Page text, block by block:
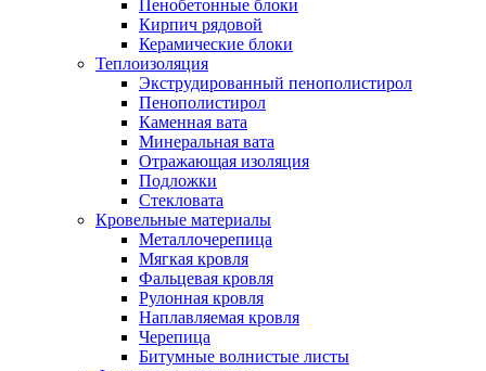
Пенобетонные блоки
Кирпич рядовой
Керамические блоки
Теплоизоляция
Экструдированный пенополистирол
Пенополистирол
Каменная вата
Минеральная вата
Отражающая изоляция
Подложки
Стекловата
Кровельные материалы
Металлочерепица
Мягкая кровля
Фальцевая кровля
Рулонная кровля
Наплавляемая кровля
Черепица
Битумные волнистые листы